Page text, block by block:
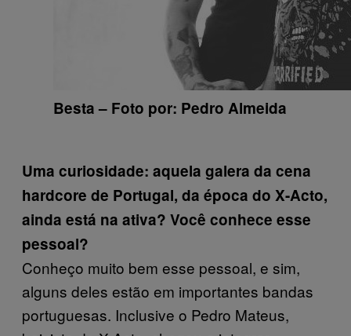
Besta – Foto por: Pedro Almeida
Uma curiosidade: aquela galera da cena
hardcore de Portugal, da época do X-Acto,
ainda está na ativa? Você conhece esse
pessoal?
Conheço muito bem esse pessoal, e sim,
alguns deles estão em importantes bandas
portuguesas. Inclusive o Pedro Mateus,